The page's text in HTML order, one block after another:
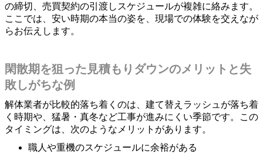
の締切、売買契約の引渡しスケジュールが複雑に絡みます。
ここでは、安い時期の本当の姿を、現場での体験を交えなが
らお伝えします。
閑散期を狙った見積もりダウンのメリットと失
敗しがちな例
解体業者が比較的落ち着くのは、建て替えラッシュが落ち着
く時期や、猛暑・真冬など工事が進みにくい季節です。この
タイミングは、次のようなメリットがあります。
職人や重機のスケジュールに余裕がある